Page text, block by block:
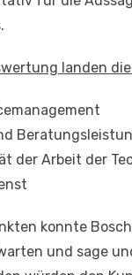
landen
der Arbeit der
konnte
und sage